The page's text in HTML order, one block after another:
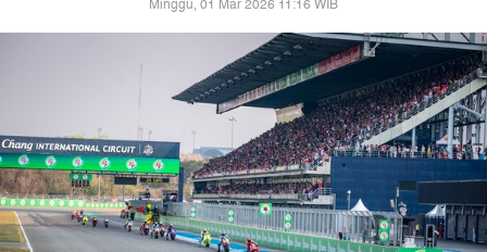
Minggu, 01 Mar 2026 11:16 WIB